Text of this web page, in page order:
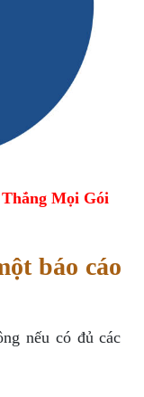
Mọi Gói
báo cáo
nếu có đủ các